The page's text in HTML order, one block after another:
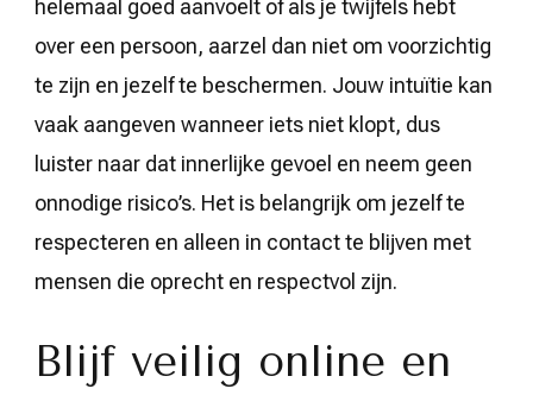
helemaal goed aanvoelt of als je twijfels hebt
over een persoon, aarzel dan niet om voorzichtig
te zijn en jezelf te beschermen. Jouw intuïtie kan
vaak aangeven wanneer iets niet klopt, dus
luister naar dat innerlijke gevoel en neem geen
onnodige risico’s. Het is belangrijk om jezelf te
respecteren en alleen in contact te blijven met
mensen die oprecht en respectvol zijn.
Blijf veilig online en